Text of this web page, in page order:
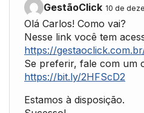
GestãoClick 10 de
Olá Carlos! Como vai?
Nesse link você tem
https://
Se preferir, fale com um
https://bit.ly/2HFScD2
Estamos à disposição.